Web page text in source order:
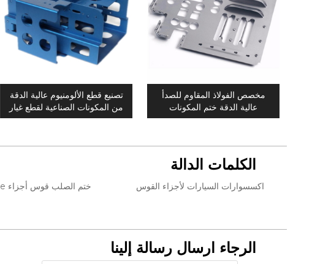
مخصص الفولاذ المقاوم للصدأ
عالية الدقة ختم المكونات
الإلكترونية لقطع الإسكان
تصنيع قطع الألومنيوم عالية الدقة
من المكونات الصناعية لقطع غيار
الماكينات
الكلمات الدالة
اكسسوارات السيارات لأجزاء القوس ختم الصلب قوس أجزاء autovotive
الرجاء ارسال رسالة إلينا